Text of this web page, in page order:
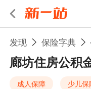
发现 保险字典
廊坊住房公积
成人保障 少儿保